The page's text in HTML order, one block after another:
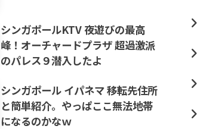
シンガポールKTV 夜遊びの最高
峰！オーチャードプラザ 超過激派
のパレス９潜入したよ
シンガポール イパネマ 移転先住所
と簡単紹介。やっぱここ無法地帯
になるのかなｗ